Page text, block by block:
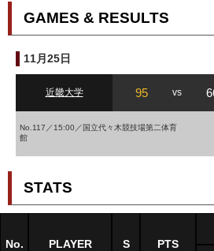
GAMES & RESULTS
11月25日
近畿大学 95 vs
No.117／15:00／国立代々木競技場第二体育
館
STATS
No. PLAYER S PTS